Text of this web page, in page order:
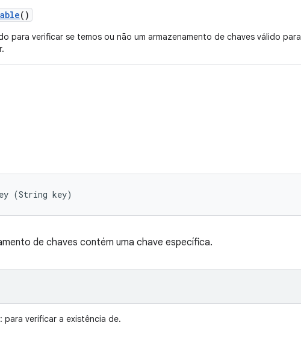
()
para verificar se temos ou não um armazenamento de chaves válido para
(String key)
de chaves contém uma chave específica.
: para verificar a existência de.